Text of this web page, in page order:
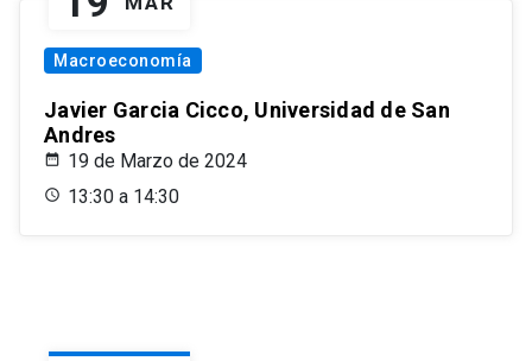
Macroeconomía
Javier Garcia Cicco, Universidad de San
Andres
19 de Marzo de 2024
13:30 a 14:30